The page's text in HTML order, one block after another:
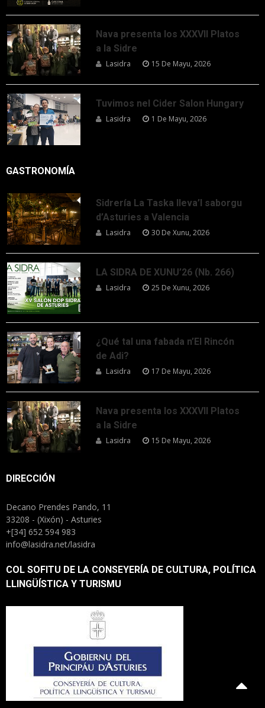
Nava presenta los XXXVII Platos
a la Sidre
Lasidra 15 De Mayu, 2026
Tuvimos nel Cider Salon Hungary
Lasidra 1 De Mayu, 2026
GASTRONOMÍA
Sidrería La Taska lleva’l saborgu
d’Asturies a Valencia
Lasidra 30 De Xunu, 2026
LA SIDRA DE XUNU’26 (Nb. 266)
Lasidra 25 De Xunu, 2026
¿Qué tal una fabada n’El Rincón
de Adi?
Lasidra 17 De Mayu, 2026
Nava presenta los XXXVII Platos
a la Sidre
Lasidra 15 De Mayu, 2026
DIRECCIÓN
Decano Prendes Pando, 11
33208 - (Xixón) - Asturies
+[34] 652 594 983
info@lasidra.net/lasidra
COL SOFITU DE LA CONSEYERÍA DE CULTURA, POLÍTICA
LLINGÜÍSTICA Y TURISMU